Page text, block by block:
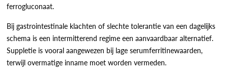
ferrogluconaat.
Bij gastrointestinale klachten of slechte tolerantie van een dagelijks
schema is een intermitterend regime een aanvaardbaar alternatief.
Suppletie is vooral aangewezen bij lage serumferritinewaarden,
terwijl overmatige inname moet worden vermeden.